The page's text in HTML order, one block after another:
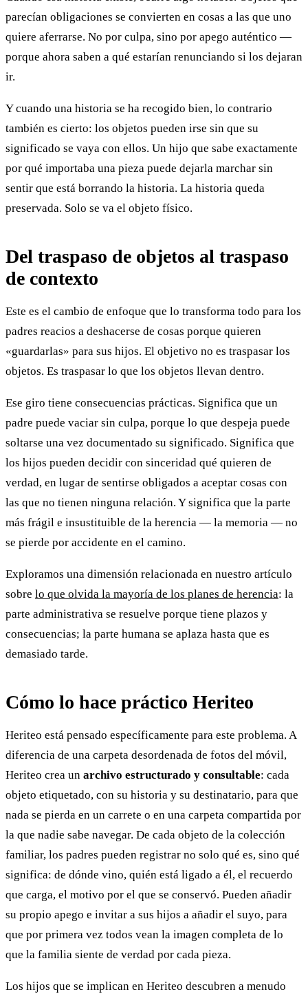
parecían obligaciones se convierten en cosas a las que uno
quiere aferrarse. No por culpa, sino por apego auténtico —
porque ahora saben a qué estarían renunciando si los dejaran
ir.
Y cuando una historia se ha recogido bien, lo contrario
también es cierto: los objetos pueden irse sin que su
significado se vaya con ellos. Un hijo que sabe exactamente
por qué importaba una pieza puede dejarla marchar sin
sentir que está borrando la historia. La historia queda
preservada. Solo se va el objeto físico.
Del traspaso de objetos al traspaso
de contexto
Este es el cambio de enfoque que lo transforma todo para los
padres reacios a deshacerse de cosas porque quieren
«guardarlas» para sus hijos. El objetivo no es traspasar los
objetos. Es traspasar lo que los objetos llevan dentro.
Ese giro tiene consecuencias prácticas. Significa que un
padre puede vaciar sin culpa, porque lo que despeja puede
soltarse una vez documentado su significado. Significa que
los hijos pueden decidir con sinceridad qué quieren de
verdad, en lugar de sentirse obligados a aceptar cosas con
las que no tienen ninguna relación. Y significa que la parte
más frágil e insustituible de la herencia — la memoria — no
se pierde por accidente en el camino.
Exploramos una dimensión relacionada en nuestro artículo
sobre lo que olvida la mayoría de los planes de herencia: la
parte administrativa se resuelve porque tiene plazos y
consecuencias; la parte humana se aplaza hasta que es
demasiado tarde.
Cómo lo hace práctico Heriteo
Heriteo está pensado específicamente para este problema. A
diferencia de una carpeta desordenada de fotos del móvil,
Heriteo crea un archivo estructurado y consultable: cada
objeto etiquetado, con su historia y su destinatario, para que
nada se pierda en un carrete o en una carpeta compartida por
la que nadie sabe navegar. De cada objeto de la colección
familiar, los padres pueden registrar no solo qué es, sino qué
significa: de dónde vino, quién está ligado a él, el recuerdo
que carga, el motivo por el que se conservó. Pueden añadir
su propio apego e invitar a sus hijos a añadir el suyo, para
que por primera vez todos vean la imagen completa de lo
que la familia siente de verdad por cada pieza.
Los hijos que se implican en Heriteo descubren a menudo